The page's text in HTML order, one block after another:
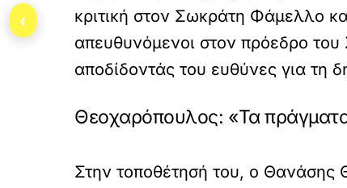
κριτική στον Σωκράτη Φάμελλο
απευθυνόμενοι στον πρόεδρο
αποδίδοντάς του ευθύνες για τη
Θεοχαρόπουλος: «Τα
Στην τοποθέτησή του, ο Θανάσης
‹